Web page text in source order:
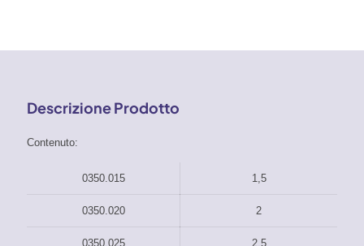
Descrizione Prodotto
Contenuto:
0350.015 1,5
0350.020 2
0350.025 2,5